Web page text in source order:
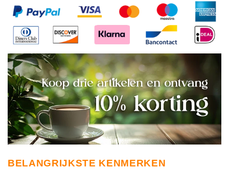
BELANGRIJKSTE KENMERKEN